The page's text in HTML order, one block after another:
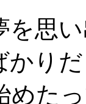
思
かり
めた